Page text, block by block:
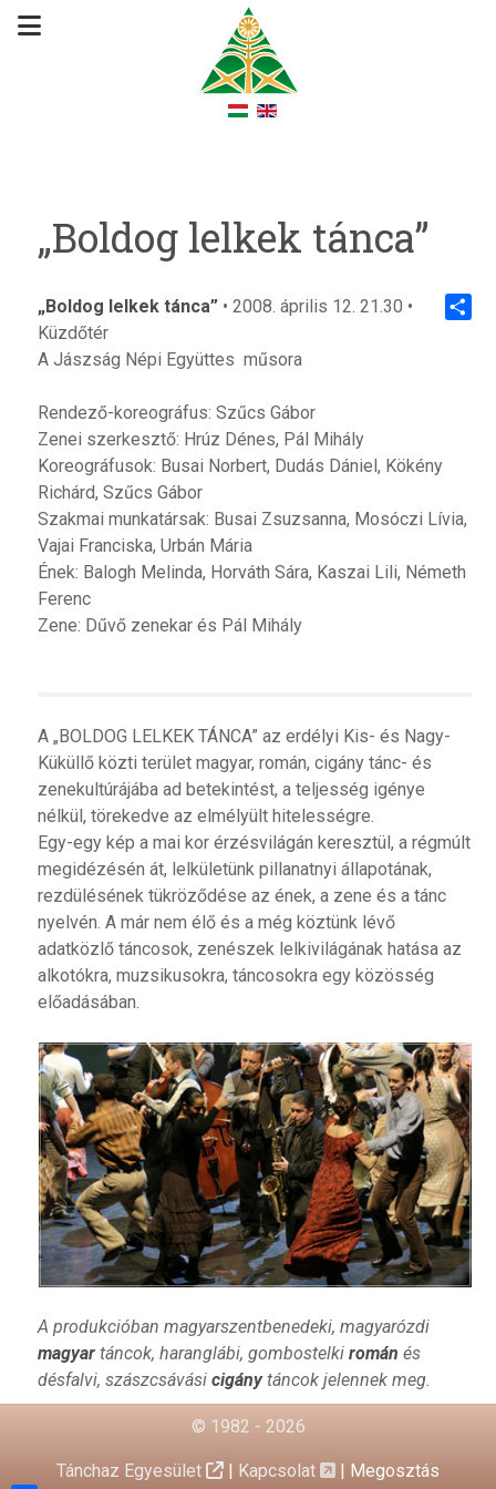
„Boldog lelkek tánca”
„Boldog lelkek tánca”• 2008. április 12. 21.30 •
Küzdőtér
A Jászság Népi Együttes műsora
Rendező-koreográfus: Szűcs Gábor
Zenei szerkesztő: Hrúz Dénes, Pál Mihály
Koreográfusok: Busai Norbert, Dudás Dániel, Kökény
Richárd, Szűcs Gábor
Szakmai munkatársak: Busai Zsuzsanna, Mosóczi Lívia,
Vajai Franciska, Urbán Mária
Ének: Balogh Melinda, Horváth Sára, Kaszai Lili, Németh
Ferenc
Zene: Dűvő zenekar és Pál Mihály
A „BOLDOG LELKEK TÁNCA” az erdélyi Kis- és Nagy-
Küküllő közti terület magyar, román, cigány tánc- és
zenekultúrájába ad betekintést, a teljesség igénye
nélkül, törekedve az elmélyült hitelességre.
Egy-egy kép a mai kor érzésvilágán keresztül, a régmúlt
megidézésén át, lelkületünk pillanatnyi állapotának,
rezdülésének tükröződése az ének, a zene és a tánc
nyelvén. A már nem élő és a még köztünk lévő
adatközlő táncosok, zenészek lelkivilágának hatása az
alkotókra, muzsikusokra, táncosokra egy közösség
előadásában.
A produkcióban magyarszentbenedeki, magyarózdi
magyartáncok, haranglábi, gombostelki román és
désfalvi, szászcsávási cigánytáncok jelennek meg.
© 1982 - 2026
Tánchaz Egyesület | Kapcsolat | Megosztás